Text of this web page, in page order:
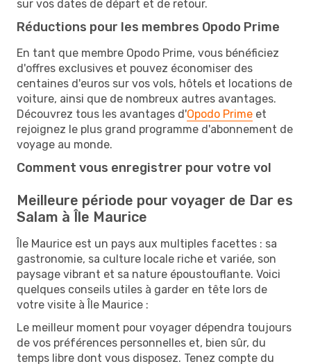
sur vos dates de départ et de retour.
Réductions pour les membres Opodo Prime
En tant que membre Opodo Prime, vous bénéficiez
d'offres exclusives et pouvez économiser des
centaines d'euros sur vos vols, hôtels et locations de
voiture, ainsi que de nombreux autres avantages.
Découvrez tous les avantages d'Opodo Prime et
rejoignez le plus grand programme d'abonnement de
voyage au monde.
Comment vous enregistrer pour votre vol
Meilleure période pour voyager de Dar es
Salam à Île Maurice
Île Maurice est un pays aux multiples facettes : sa
gastronomie, sa culture locale riche et variée, son
paysage vibrant et sa nature époustouflante. Voici
quelques conseils utiles à garder en tête lors de
votre visite à Île Maurice :
Le meilleur moment pour voyager dépendra toujours
de vos préférences personnelles et, bien sûr, du
temps libre dont vous disposez. Tenez compte du